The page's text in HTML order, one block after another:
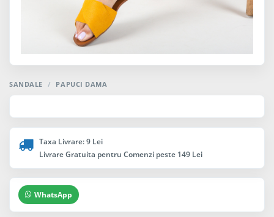
SANDALE / PAPUCI DAMA
Taxa Livrare: 9 Lei
Livrare Gratuita pentru Comenzi peste 149 Lei
WhatsApp